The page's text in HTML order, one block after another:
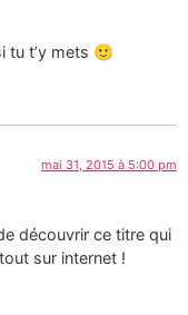
tu t’y mets 🙂
mai 31, 2015 à 5:00 pm
découvrir ce titre qui
sur internet !